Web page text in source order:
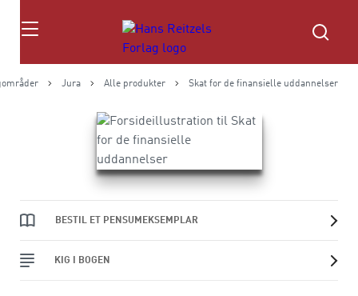
Søg
Jura Alle produkter Skat for de finansielle uddannelser
BESTIL ET PENSUMEKSEMPLAR
KIG I BOGEN